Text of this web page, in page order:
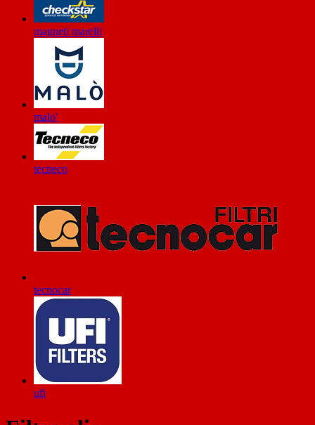
magneti marelli
malo'
tecneco
tecnocar
ufi